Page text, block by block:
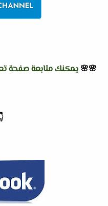
🌸🌸 يمكنك متابعة صفحة